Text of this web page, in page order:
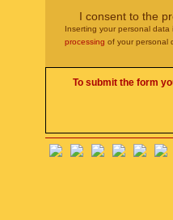
I consent to the
Inserting your personal
processing of your personal
To submit the form